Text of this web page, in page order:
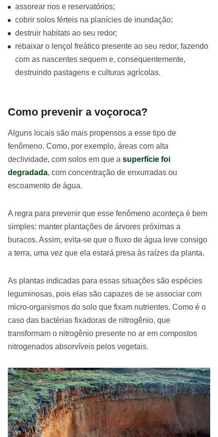
assorear rios e reservatórios;
cobrir solos férteis na planícies de inundação;
destruir habitats ao seu redor;
rebaixar o lençol freático presente ao seu redor, fazendo
com as nascentes sequem e, consequentemente,
destruindo pastagens e culturas agrícolas.
Como prevenir a voçoroca?
Alguns locais são mais propensos a esse tipo de
fenômeno. Como, por exemplo, áreas com alta
declividade, com solos em que a superfície foi
degradada, com concentração de enxurradas ou
escoamento de água.
A regra para prevenir que esse fenômeno aconteça é bem
simples: manter plantações de árvores próximas a
buracos. Assim, evita-se que o fluxo de água leve consigo
a terra, uma vez que ela estará presa às raízes da planta.
As plantas indicadas para essas situações são espécies
leguminosas, pois elas são capazes de se associar com
micro-organismos do solo que fixam nutrientes. Como é o
caso das bactérias fixadoras de nitrogênio, que
transformam o nitrogênio presente no ar em compostos
nitrogenados absorvíveis pelos vegetais.